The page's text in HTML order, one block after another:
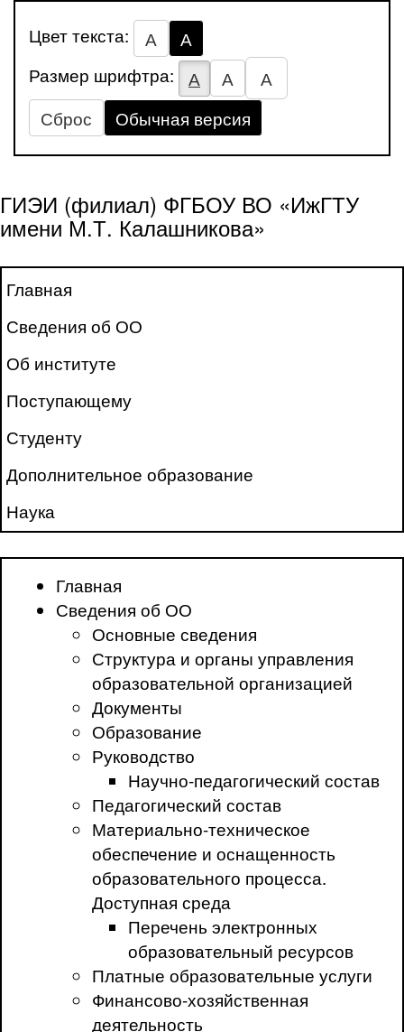
Цвет текста: А
А
Размер шрифтра:
А А
А
Сброс
Обычная версия
ГИЭИ (филиал) ФГБОУ ВО «ИжГТУ
имени М.Т. Калашникова»
Главная
Сведения об ОО
Об институте
Поступающему
Студенту
Дополнительное образование
Наука
Главная
Сведения об ОО
Основные сведения
Структура и органы управления
образовательной организацией
Документы
Образование
Руководство
Научно-педагогический состав
Педагогический состав
Материально-техническое
обеспечение и оснащенность
образовательного процесса.
Доступная среда
Перечень электронных
образовательный ресурсов
Платные образовательные услуги
Финансово-хозяйственная
деятельность